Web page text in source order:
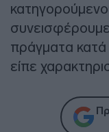
πράγματα κατά
είπε